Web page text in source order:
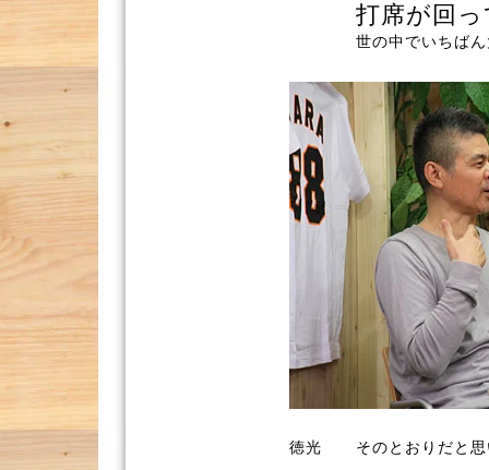
打席が回
世の中でいちば
徳光 そのとおりだと